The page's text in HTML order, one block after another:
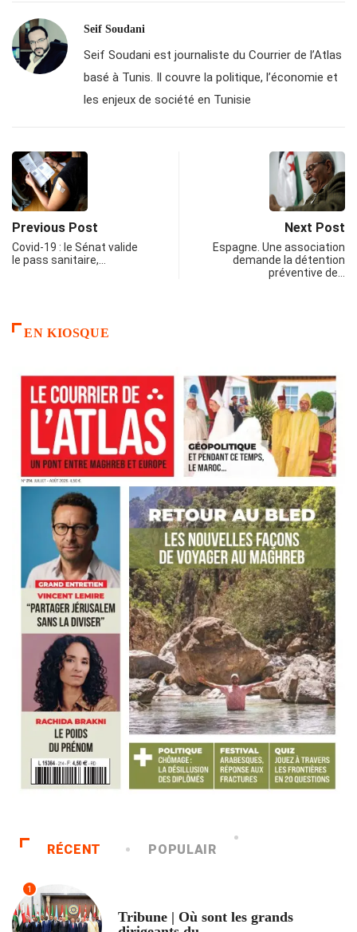
Seif Soudani
Seif Soudani est journaliste du Courrier de l’Atlas
basé à Tunis. Il couvre la politique, l’économie et
les enjeux de société en Tunisie
Previous Post
Covid-19 : le Sénat valide
le pass sanitaire,…
Next Post
Espagne. Une association
demande la détention
préventive de…
EN KIOSQUE
RÉCENT POPULAIR
1
Tribune | Où sont les grands